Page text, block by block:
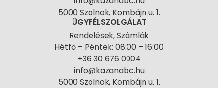
5000 Szolnok, Kombájn u. 1.
ÜGYFÉLSZOLGÁLAT
Rendelések, Számlák
Hétfő – Péntek: 08:00 – 16:00
+36 30 676 0904
info@kazanabc.hu
5000 Szolnok, Kombájn u. 1.